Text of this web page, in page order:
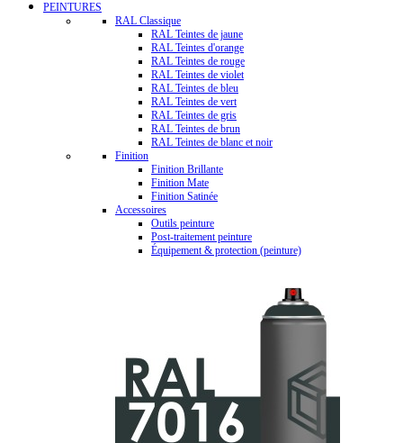
PEINTURES
RAL Classique
RAL Teintes de jaune
RAL Teintes d'orange
RAL Teintes de rouge
RAL Teintes de violet
RAL Teintes de bleu
RAL Teintes de vert
RAL Teintes de gris
RAL Teintes de brun
RAL Teintes de blanc et noir
Finition
Finition Brillante
Finition Mate
Finition Satinée
Accessoires
Outils peinture
Post-traitement peinture
Équipement & protection (peinture)